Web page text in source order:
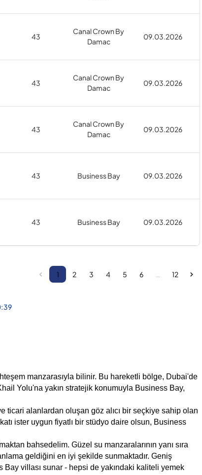
43
Canal Crown By
Damac
09.03.2026
43
Canal Crown By
Damac
09.03.2026
43
Canal Crown By
Damac
09.03.2026
43 Business Bay 09.03.2026
43 Business Bay 09.03.2026
1 2 3 4 5 6 12
manzarasıyla bilinir. Bu hareketli bölge, Dubai'de
Yolu'na yakın stratejik konumuyla Business Bay,
alanlardan oluşan göz alıcı bir seçkiye sahip olan
ister uygun fiyatlı bir stüdyo daire olsun, Business
bahsedelim. Güzel su manzaralarının yanı sıra
geldiğini en iyi şekilde sunmaktadır. Geniş
villası sunar - hepsi de yakındaki kaliteli yemek